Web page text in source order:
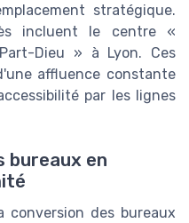
stratégique.
incluent le centre «
Dieu » à Lyon. Ces
affluence constante
par les lignes
bureaux en
conversion des bureaux